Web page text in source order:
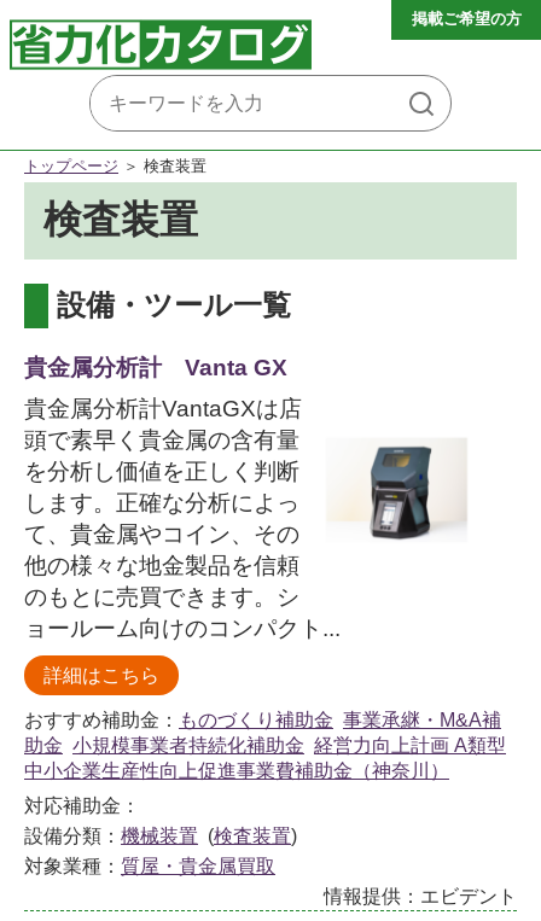
掲載ご希望の方
トップページ 検査装置
検査装置
設備・ツール一覧
貴金属分析計 Vanta GX
貴金属分析計VantaGXは店
頭で素早く貴金属の含有量
を分析し価値を正しく判断
します。正確な分析によっ
て、貴金属やコイン、その
他の様々な地金製品を信頼
のもとに売買できます。シ
ョールーム向けのコンパクト...
詳細はこちら
おすすめ補助金： ものづくり補助金 事業承継・M&A補
助金 小規模事業者持続化補助金 経営力向上計画 A類型
中小企業生産性向上促進事業費補助金（神奈川）
対応補助金：
設備分類： 機械装置 (検査装置)
対象業種： 質屋・貴金属買取
情報提供：エビデント